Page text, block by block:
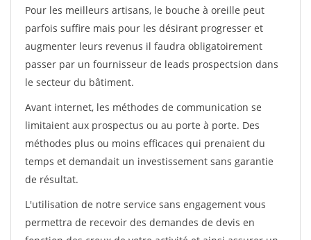
Pour les meilleurs artisans, le bouche à oreille peut
parfois suffire mais pour les désirant progresser et
augmenter leurs revenus il faudra obligatoirement
passer par un fournisseur de leads prospectsion dans
le secteur du bâtiment.
Avant internet, les méthodes de communication se
limitaient aux prospectus ou au porte à porte. Des
méthodes plus ou moins efficaces qui prenaient du
temps et demandait un investissement sans garantie
de résultat.
L'utilisation de notre service sans engagement vous
permettra de recevoir des demandes de devis en